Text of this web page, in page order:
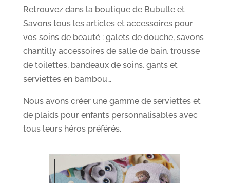
Retrouvez dans la boutique de Bubulle et
Savons tous les articles et accessoires pour
vos soins de beauté : galets de douche, savons
chantilly accessoires de salle de bain, trousse
de toilettes, bandeaux de soins, gants et
serviettes en bambou…
Nous avons créer une gamme de serviettes et
de plaids pour enfants personnalisables avec
tous leurs héros préférés.